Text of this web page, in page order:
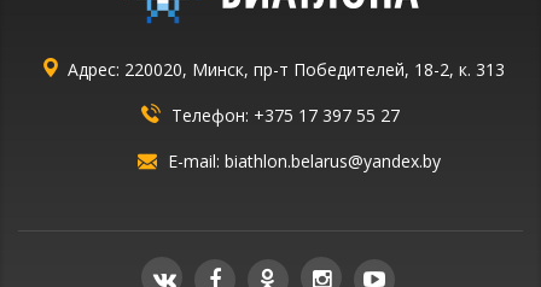
Адрес: 220020, Минск, пр-т Победителей, 18-2, к. 313
Телефон: +375 17 397 55 27
E-mail: biathlon.belarus@yandex.by